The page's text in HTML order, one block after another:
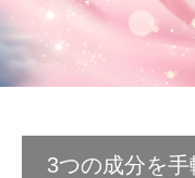
3つの成分を